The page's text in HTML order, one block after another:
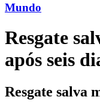
Mundo
Resgate
após seis
Resgate salva